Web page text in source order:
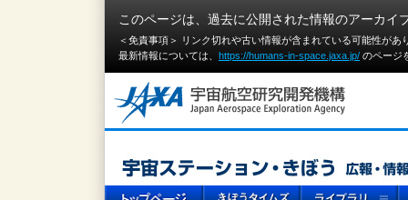
このページは、過去に公開された情報のアーカイ
＜免責事項＞ リンク切れや古い情報が含まれている可能性が
最新情報については、 https://humans-in-space.jaxa.jp/ のページ